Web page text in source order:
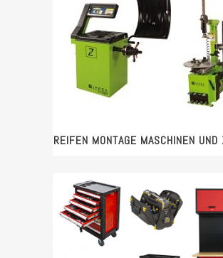
REIFEN MONTAGE MASCHINEN UND